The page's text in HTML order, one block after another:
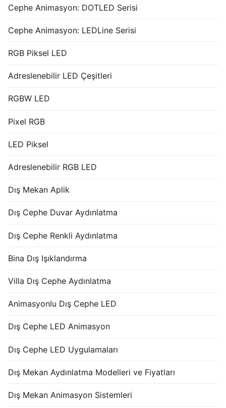
Cephe Animasyon: DOTLED Serisi
Cephe Animasyon: LEDLine Serisi
RGB Piksel LED
Adreslenebilir LED Çeşitleri
RGBW LED
Pixel RGB
LED Piksel
Adreslenebilir RGB LED
Dış Mekan Aplik
Dış Cephe Duvar Aydınlatma
Dış Cephe Renkli Aydınlatma
Bina Dış Işıklandırma
Villa Dış Cephe Aydınlatma
Animasyonlu Dış Cephe LED
Dış Cephe LED Animasyon
Dış Cephe LED Uygulamaları
Dış Mekan Aydınlatma Modelleri ve Fiyatları
Dış Mekan Animasyon Sistemleri